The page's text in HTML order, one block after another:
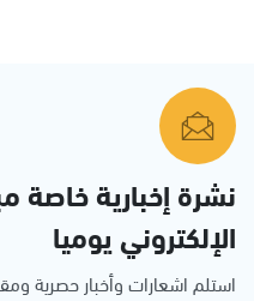
نشرة إخبارية خاصة
الإلكتروني يوميا
استلم اشعارات وأخبار حصرية